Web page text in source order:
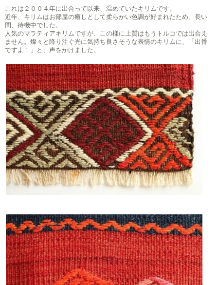
これは２００４年に出合って以来、温めていたキリムです。
近年、キリムはお部屋の癒しとして柔らかい色調が好まれたため、長い
間、待機中でした。
人気のマラティアキリムですが、この様に上質はもうトルコでは出合え
ません。燦々と降り注ぐ光に気持ち良さそうな表情のキリムに、「出番
ですよ！」と、声をかけました。